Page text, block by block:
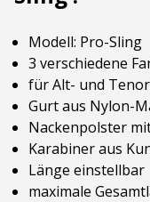
Modell: Pro-Sling
3 verschiedene
für Alt- und
Gurt aus Nylon-
Nackenpolster
Karabiner aus
Länge einstellbar
maximale